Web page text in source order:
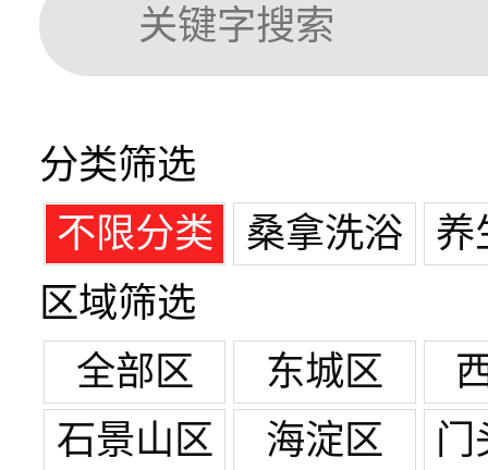
分类筛选
不限分类
桑拿洗浴
养
区域筛选
全部区
东城区
石景山区
海淀区
门